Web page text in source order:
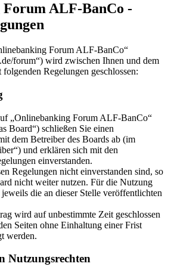
ALF-BanCo -
Forum ALF-BanCo“
forum“) wird zwischen Ihnen und dem
Regelungen geschlossen:
„Onlinebanking Forum ALF-BanCo“
Board“) schließen Sie einen
dem Betreiber des Boards ab (im
und erklären sich mit den
einverstanden.
Regelungen nicht einverstanden sind, so
nicht weiter nutzen. Für die Nutzung
die an dieser Stelle veröffentlichten
wird auf unbestimmte Zeit geschlossen
Seiten ohne Einhaltung einer Frist
werden.
Nutzungsrechten